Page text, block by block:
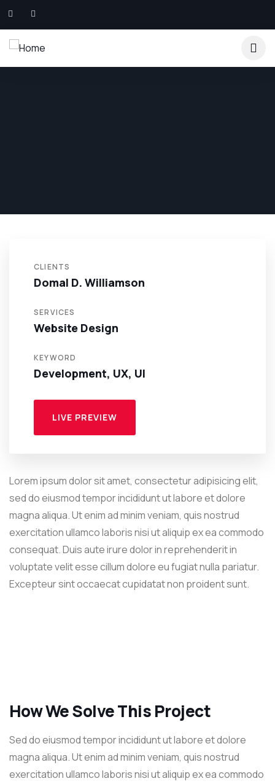
CLIENTS
Domal D. Williamson
SERVICES
Website Design
KEYWORD
Development, UX, UI
LIVE PREVIEW
Lorem ipsum dolor sit amet, consectetur adipisicing elit,
sed do eiusmod tempor incididunt ut labore et dolore
magna aliqua. Ut enim ad minim veniam, quis nostrud
exercitation ullamco laboris nisi ut aliquip ex ea commodo
consequat. Duis aute irure dolor in reprehenderit in
voluptate velit esse cillum dolore eu fugiat nulla pariatur.
Excepteur sint occaecat cupidatat non proident sunt.
How We Solve This Project
Sed do eiusmod tempor incididunt ut labore et dolore
magna aliqua. Ut enim ad minim veniam, quis nostrud
exercitation ullamco laboris nisi ut aliquip ex ea commodo